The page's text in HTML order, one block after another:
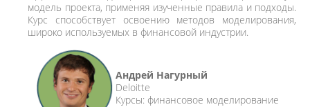
модель проекта, применяя изученные правила и подходы.
Курс способствует освоению методов моделирования,
широко используемых в финансовой индустрии.
Андрей Нагурный
Deloitte
Курсы: финансовое моделирование